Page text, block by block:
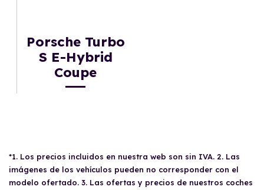
Porsche Turbo
S E-Hybrid
Coupe
*1. Los precios incluidos en nuestra web son sin IVA. 2. Las
imágenes de los vehículos pueden no corresponder con el
modelo ofertado. 3. Las ofertas y precios de nuestros coches